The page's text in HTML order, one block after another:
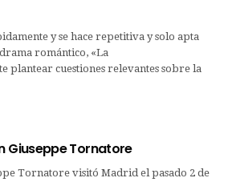
y se hace repetitiva y solo apta
romántico, «La
plantear cuestiones relevantes sobre la
Giuseppe Tornatore
Tornatore visitó Madrid el pasado 2 de